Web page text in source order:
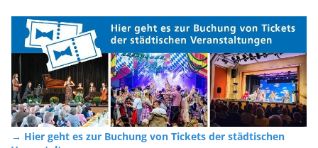
→ Hier geht es zur Buchung von Tickets der städtischen